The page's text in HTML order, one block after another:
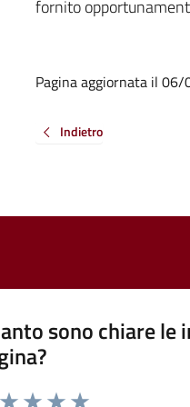
fornito
Pagina aggiornata il
Indietro
sono chiare
da 1 a 5 stelle la pagina